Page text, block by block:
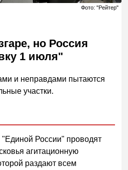
Фото: "Рейтер"
но Россия
1 июля"
и неправдами пытаются
участки.
России" проводят
агитационную
раздают всем